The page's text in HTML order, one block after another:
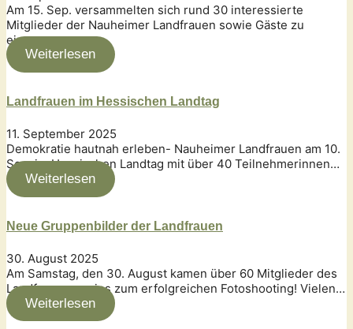
Am 15. Sep. versammelten sich rund 30 interessierte
Mitglieder der Nauheimer Landfrauen sowie Gäste zu
einem…
Weiterlesen
Landfrauen im Hessischen Landtag
11. September 2025
Demokratie hautnah erleben- Nauheimer Landfrauen am 10.
Sep. im Hessischen Landtag mit über 40 Teilnehmerinnen…
Weiterlesen
Neue Gruppenbilder der Landfrauen
30. August 2025
Am Samstag, den 30. August kamen über 60 Mitglieder des
Landfrauenvereins zum erfolgreichen Fotoshooting! Vielen…
Weiterlesen